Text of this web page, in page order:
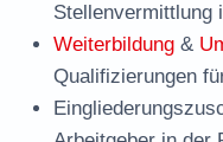
Stellenvermittlung
Weiterbildung &
Qualifizierungen